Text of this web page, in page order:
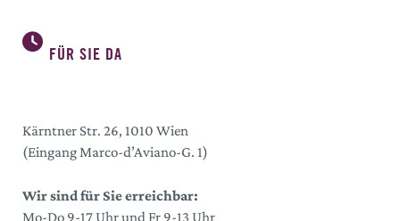
FÜR SIE DA
Kärntner Str. 26, 1010 Wien
(Eingang Marco-d’Aviano-G. 1)
Wir sind für Sie erreichbar:
Mo-Do 9-17 Uhr und Fr 9-13 Uhr